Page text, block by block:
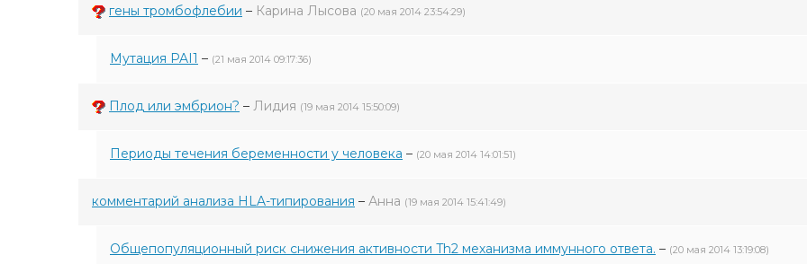
гены тромбофлебии – Карина Лысова (20 мая 2014 23:54:29)
Мутация PAI1 – (21 мая 2014 09:17:36)
Плод или эмбрион? – Лидия (19 мая 2014 15:50:09)
Периоды течения беременности у человека – (20 мая 2014 14:01:51)
комментарий анализа HLA-типирования – Анна (19 мая 2014 15:41:49)
Общепопуляционный риск снижения активности Th2 механизма иммунного ответа. – (20 мая 2014 13:19:08)